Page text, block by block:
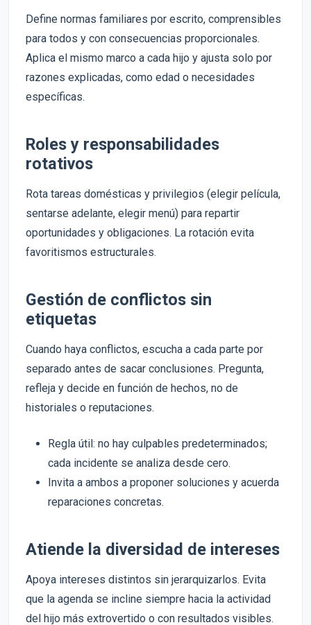
Define normas familiares por escrito, comprensibles
para todos y con consecuencias proporcionales.
Aplica el mismo marco a cada hijo y ajusta solo por
razones explicadas, como edad o necesidades
específicas.
Roles y responsabilidades
rotativos
Rota tareas domésticas y privilegios (elegir película,
sentarse adelante, elegir menú) para repartir
oportunidades y obligaciones. La rotación evita
favoritismos estructurales.
Gestión de conflictos sin
etiquetas
Cuando haya conflictos, escucha a cada parte por
separado antes de sacar conclusiones. Pregunta,
refleja y decide en función de hechos, no de
historiales o reputaciones.
Regla útil: no hay culpables predeterminados;
cada incidente se analiza desde cero.
Invita a ambos a proponer soluciones y acuerda
reparaciones concretas.
Atiende la diversidad de intereses
Apoya intereses distintos sin jerarquizarlos. Evita
que la agenda se incline siempre hacia la actividad
del hijo más extrovertido o con resultados visibles.